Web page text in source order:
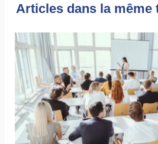
Articles dans la même